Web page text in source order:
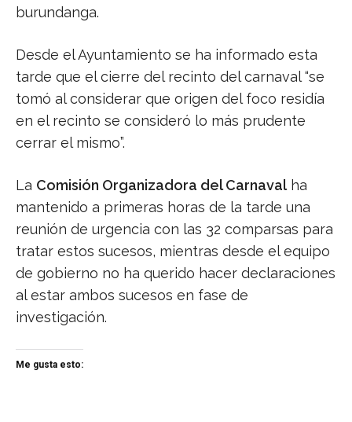
burundanga.
Desde el Ayuntamiento se ha informado esta
tarde que el cierre del recinto del carnaval “se
tomó al considerar que origen del foco residía
en el recinto se consideró lo más prudente
cerrar el mismo”.
La Comisión Organizadora del Carnavalha
mantenido a primeras horas de la tarde una
reunión de urgencia con las 32 comparsas para
tratar estos sucesos, mientras desde el equipo
de gobierno no ha querido hacer declaraciones
al estar ambos sucesos en fase de
investigación.
Me gusta esto: